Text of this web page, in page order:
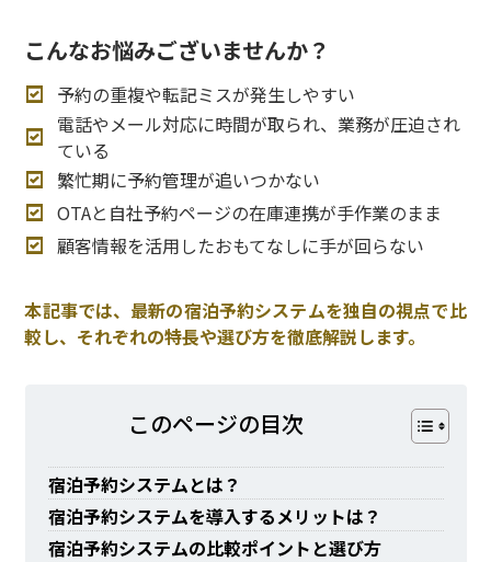
こんなお悩みございませんか？
予約の重複や転記ミスが発生しやすい
電話やメール対応に時間が取られ、業務が圧迫され
ている
繁忙期に予約管理が追いつかない
OTAと自社予約ページの在庫連携が手作業のまま
顧客情報を活用したおもてなしに手が回らない
本記事では、最新の宿泊予約システムを独自の視点で比
較し、それぞれの特長や選び方を徹底解説します。
このページの⽬次
宿泊予約システムとは？
宿泊予約システムを導入するメリットは？
宿泊予約システムの比較ポイントと選び方